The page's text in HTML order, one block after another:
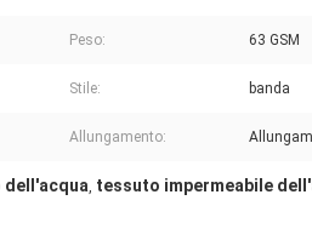
Peso: 63 GSM
Stile: banda
Allungamento:
, tessuto impermeabile